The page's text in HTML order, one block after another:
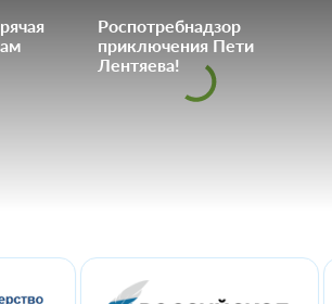
Роспотребнадзор
приключения Пети
Лентяева!